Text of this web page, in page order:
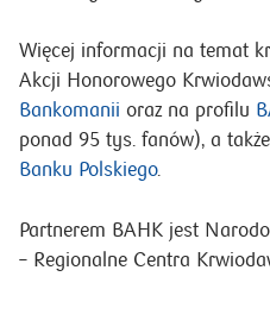
Więcej informacji na temat
Akcji Honorowego
Bankomanii oraz na profilu
ponad 95 tys. fanów), a
Banku Polskiego.
Partnerem BAHK jest
– Regionalne Centra